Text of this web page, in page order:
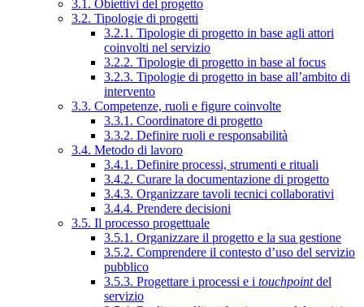
3.1. Obiettivi del progetto
3.2. Tipologie di progetti
3.2.1. Tipologie di progetto in base agli attori
coinvolti nel servizio
3.2.2. Tipologie di progetto in base al focus
3.2.3. Tipologie di progetto in base all’ambito di
intervento
3.3. Competenze, ruoli e figure coinvolte
3.3.1. Coordinatore di progetto
3.3.2. Definire ruoli e responsabilità
3.4. Metodo di lavoro
3.4.1. Definire processi, strumenti e rituali
3.4.2. Curare la documentazione di progetto
3.4.3. Organizzare tavoli tecnici collaborativi
3.4.4. Prendere decisioni
3.5. Il processo progettuale
3.5.1. Organizzare il progetto e la sua gestione
3.5.2. Comprendere il contesto d’uso del servizio
pubblico
3.5.3. Progettare i processi e i touchpointdel
servizio